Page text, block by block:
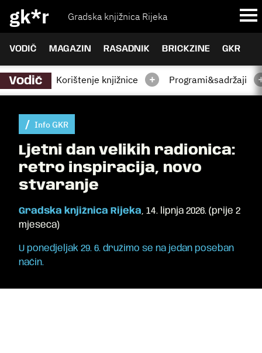
gk*r Gradska knjižnica Rijeka
VODIČ MAGAZIN RASADNIK BRICKZINE GKR
Vodič Korištenje knjižnice + Programi&sadržaji
Info GKR
Ljetni dan velikih radionica:
retro inspiracija, novo
stvaranje
Gradska knjižnica Rijeka, 14. lipnja 2026. (prije 2
mjeseca)
U ponedjeljak 29. 6. družimo se na jedan poseban
način.